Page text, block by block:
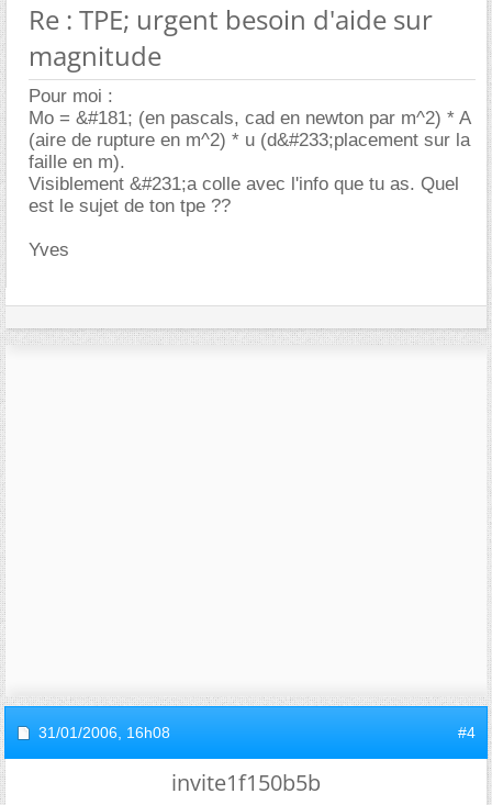
Re : TPE; urgent besoin d'aide sur
magnitude
Pour moi :
Mo = &#181; (en pascals, cad en newton par m^2) * A
(aire de rupture en m^2) * u (d&#233;placement sur la
faille en m).
Visiblement &#231;a colle avec l'info que tu as. Quel
est le sujet de ton tpe ??
Yves
31/01/2006, 16h08 #4
invite1f150b5b